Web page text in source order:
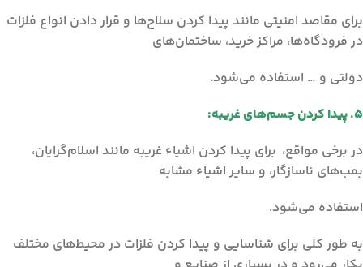
برای مقاصد امنیتی مانند پیدا کردن سلاح‌ها و قرار دادن انواع فلزات
در فرودگاه‌ها، مراکز خرید، ساختمان‌های
دولتی و … استفاده می‌شود.
5. پیدا کردن جسم‌های غریبه:
در برخی مواقع، برای پیدا کردن اشیاء غریبه مانند اسلام‌گرایان،
بمب‌های ناسازگار، و سایر اشیاء مشابه
استفاده می‌شود.
به طور کلی برای شناسایی و پیدا کردن فلزات در محیط‌های مختلف